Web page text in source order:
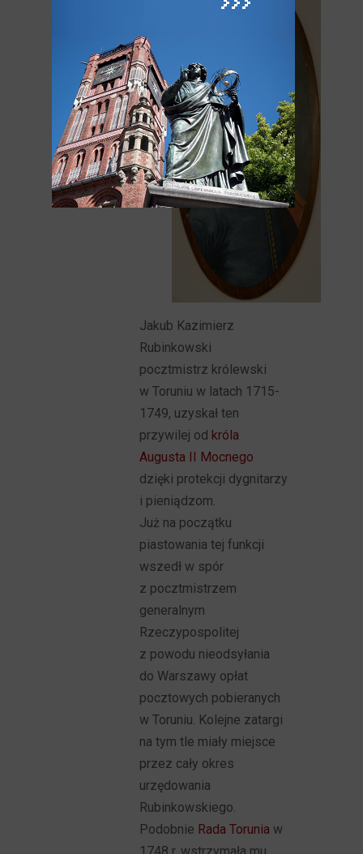
Jakub Kazimierz
Rubinkowski
pocztmistrz królewski
w Toruniu w latach 1715-
1749, uzyskał ten
przywilej od króla
Augusta II Mocnego
dzięki protekcji dygnitarzy
i pieniądzom.
Już na początku
piastowania tej funkcji
wszedł w spór
z pocztmistrzem
generalnym
Rzeczypospolitej
z powodu nieodsyłania
do Warszawy opłat
pocztowych pobieranych
w Toruniu. Kolejne zatargi
na tym tle miały miejsce
przez cały okres
urzędowania
Rubinkowskiego.
Podobnie Rada Toruniaw